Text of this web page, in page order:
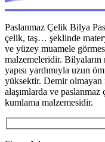
Paslanmaz Çelik Bilya
çelik, taş… şeklinde
ve yüzey muamele
malzemeleridir.
yapısı yardımıyla uzun
yüksektir. Demir olmayan
alaşımlarda ve
kumlama malzemesidir.